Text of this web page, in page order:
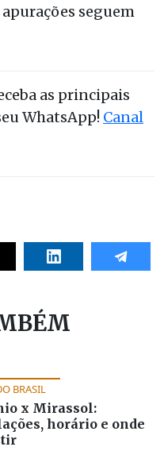
seguem
as principais
WhatsApp! Canal
BRASIL
x Mirassol:
horário e onde